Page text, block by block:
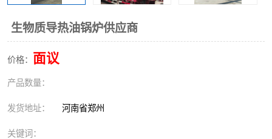
生物质导热油锅炉供应商
价格： 面议
产品数量：
发货地址： 河南省郑州
关键词：